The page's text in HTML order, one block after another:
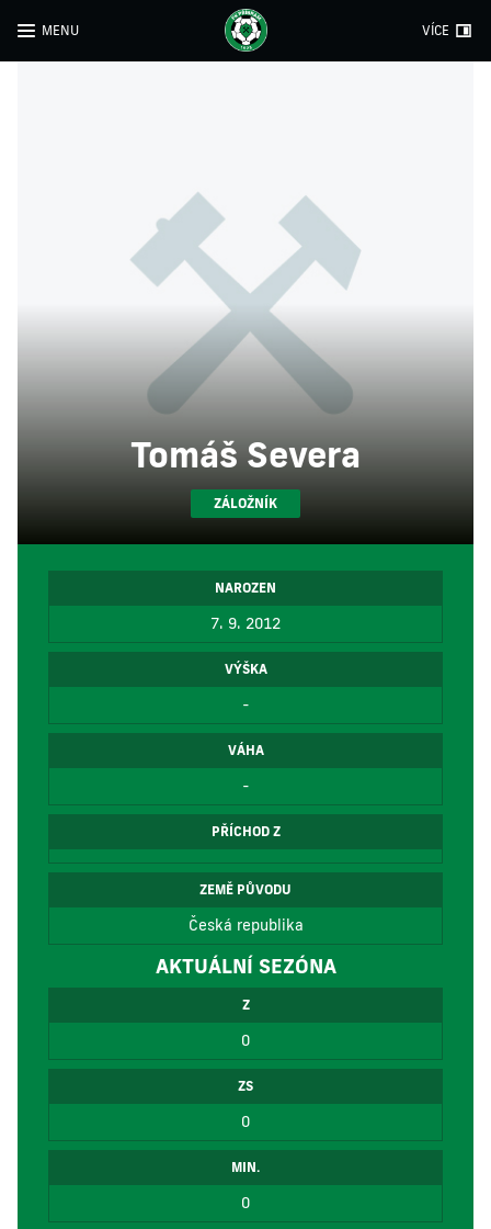
MENU VÍCE
Tomáš Severa
ZÁLOŽNÍK
NAROZEN
7. 9. 2012
VÝŠKA
-
VÁHA
-
PŘÍCHOD Z
ZEMĚ PŮVODU
Česká republika
AKTUÁLNÍ SEZÓNA
Z
0
ZS
0
MIN.
0